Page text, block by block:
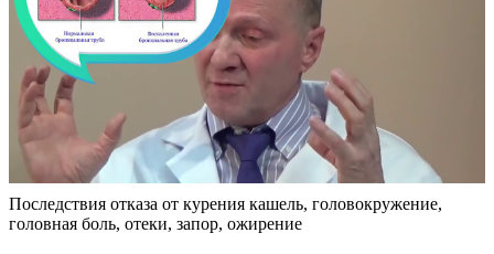
Последствия отказа от курения кашель, головокружение,
головная боль, отеки, запор, ожирение